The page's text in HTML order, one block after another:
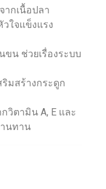
กเนื้อปลา
ใจแข็งแรง
ขน ช่วยเรื่องระบบ
มสร้างกระดูก
วิตามิน A, E และ
นทาน